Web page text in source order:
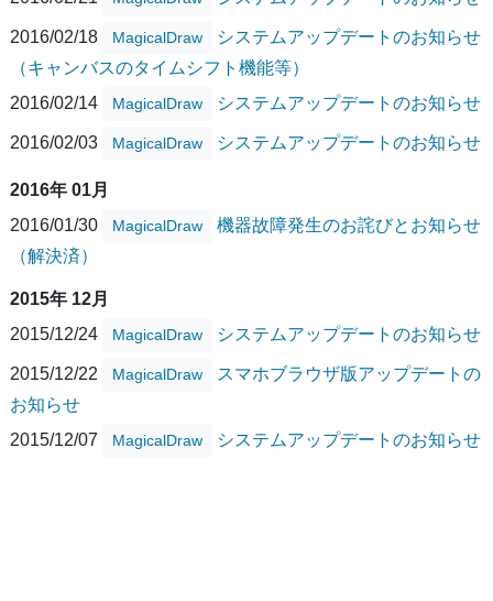
2016/02/18 MagicalDraw
システムアップデートのお知らせ
（キャンバスのタイムシフト機能等）
2016/02/14
MagicalDraw システムアップデートのお知らせ
2016/02/03 MagicalDraw システムアップデートのお知らせ
2016年 01月
2016/01/30
MagicalDraw
機器故障発生のお詫びとお知らせ
（解決済）
2015年 12月
2015/12/24
MagicalDraw システムアップデートのお知らせ
2015/12/22 MagicalDraw
スマホブラウザ版アップデートの
お知らせ
2015/12/07
MagicalDraw システムアップデートのお知らせ